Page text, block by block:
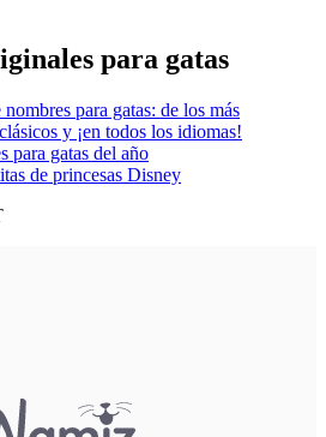
para gatas
para gatas: de los más
y ¡en todos los idiomas!
para gatas del año
de princesas Disney